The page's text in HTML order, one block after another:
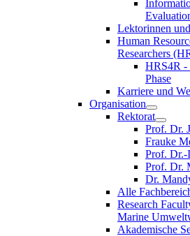
Lektorinnen
Human
Researchers
HRS4R -
Phase
Karriere und
Organisation
Rektorat
Prof. Dr.
Frauke
Prof. Dr.-
Prof. Dr.
Dr.
Alle
Research
Marine
Akademische